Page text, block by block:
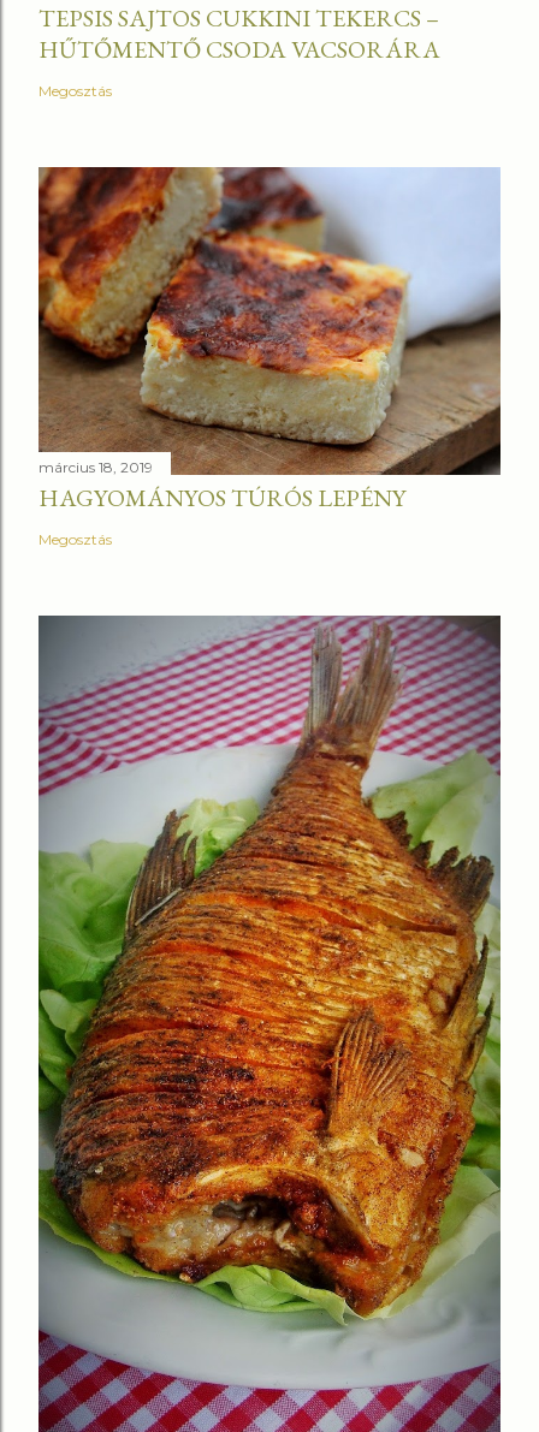
TEPSIS SAJTOS CUKKINI TEKERCS –
HŰTŐMENTŐ CSODA VACSORÁRA
Megosztás
március 18, 2019
HAGYOMÁNYOS TÚRÓS LEPÉNY
Megosztás